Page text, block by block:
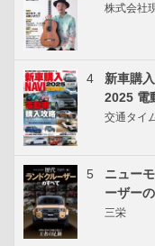
株式会社
4
新車購
2025 電
交通タイ
5
ニュー
ーザー
三栄